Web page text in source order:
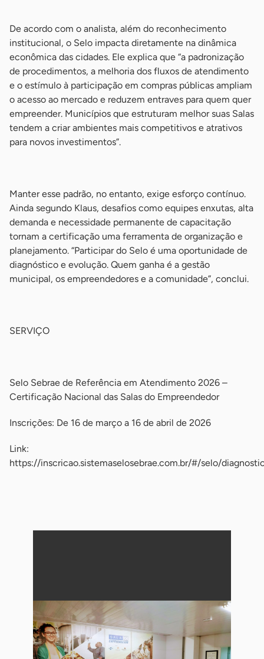
De acordo com o analista, além do reconhecimento
institucional, o Selo impacta diretamente na dinâmica
econômica das cidades. Ele explica que “a padronização
de procedimentos, a melhoria dos fluxos de atendimento
e o estímulo à participação em compras públicas ampliam
o acesso ao mercado e reduzem entraves para quem quer
empreender. Municípios que estruturam melhor suas Salas
tendem a criar ambientes mais competitivos e atrativos
para novos investimentos”.
Manter esse padrão, no entanto, exige esforço contínuo.
Ainda segundo Klaus, desafios como equipes enxutas, alta
demanda e necessidade permanente de capacitação
tornam a certificação uma ferramenta de organização e
planejamento. “Participar do Selo é uma oportunidade de
diagnóstico e evolução. Quem ganha é a gestão
municipal, os empreendedores e a comunidade”, conclui.
SERVIÇO
Selo Sebrae de Referência em Atendimento 2026 –
Certificação Nacional das Salas do Empreendedor
Inscrições: De 16 de março a 16 de abril de 2026
Link:
https://inscricao.sistemaselosebrae.com.br/#/selo/